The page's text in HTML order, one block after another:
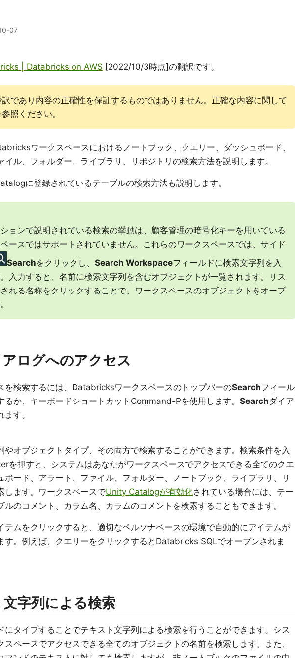
07
| Databricks on AWS [2022/10/3時点]の翻訳です。
であり内容の正確性を保証するものではありません。正確な内容に関して
照ください。
ワークスペースにおけるノートブック、クエリー、ダッシュボード、
イル、フォルダー、ライブラリ、リポジトリの検索方法を説明します。
に登録されているテーブルの検索方法も説明します。
ョンで説明されている検索の挙動は、顧客管理の暗号化キーを用いている
ースではサポートされていません。これらのワークスペースでは、サイド
Searchをクリックし、 Search Workspaceフィールドに検索文字列を入
入力すると、名前に検索文字列を含むオブジェクトが一覧されます。リス
される名称をクリックすることで、ワークスペースのオブジェクトをオープ
ログへのアクセス
を検索するには、DatabricksワークスペースのトップバーのSearchフィール
るか、キーボードショートカットCommand-Pを使用します。 Searchダイア
す。
やオブジェクトタイプ、その両方で検索することができます。検索条件を入
を押すと、システムはあなたがワークスペースでアクセスできる全てのクエ
ボード、アラート、ファイル、フォルダー、ノートブック、ライブラリ、リ
します。ワークスペースでUnity Catalogが有効化されている場合には、テー
ルのコメント、カラム名、カラムのコメントを検索することもできます。
テムをクリックすると、適切なペルソナベースの環境で自動的にアイテムが
す。例えば、クエリーをクリックするとDatabricks SQLでオープンされま
字列による検索
にタイプすることでテキスト文字列による検索を行うことができます。シス
スペースでアクセスできる全てのオブジェクトの名前を検索します。また、